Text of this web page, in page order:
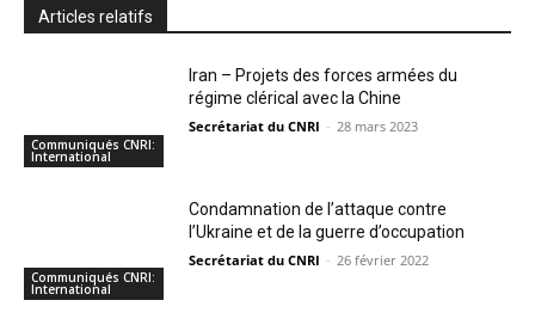
Articles relatifs
Communiqués CNRI:
International
Iran – Projets des forces armées du
régime clérical avec la Chine
Secrétariat du CNRI - 28 mars 2023
Communiqués CNRI:
International
Condamnation de l’attaque contre
l’Ukraine et de la guerre d’occupation
Secrétariat du CNRI - 26 février 2022